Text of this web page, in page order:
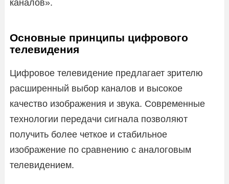
каналов».
Основные принципы цифрового
телевидения
Цифровое телевидение предлагает зрителю
расширенный выбор каналов и высокое
качество изображения и звука. Современные
технологии передачи сигнала позволяют
получить более четкое и стабильное
изображение по сравнению с аналоговым
телевидением.